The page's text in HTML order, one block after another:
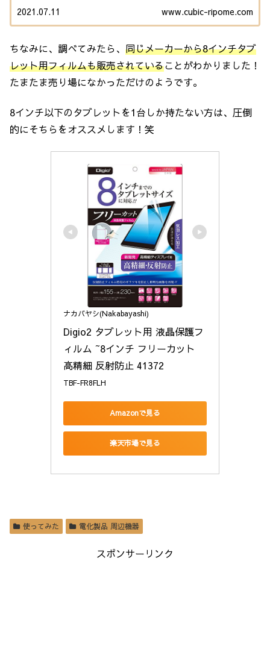
www.cubic-ripome.com
2021.07.11
ちなみに、調べてみたら、 同じメーカーから8インチタブ
レット用フィルムも販売されていることがわかりました！
たまたま売り場になかっただけのようです。
8インチ以下のタブレットを1台しか持たない方は、圧倒
的にそちらをオススメします！笑
ナカバヤシ(Nakabayashi)
Digio2 タブレット用 液晶保護フ
ィルム ~8インチ フリーカット
高精細 反射防止 41372
TBF-FR8FLH
Amazonで見る
楽天市場で見る
使ってみた 電化製品 周辺機器
スポンサーリンク